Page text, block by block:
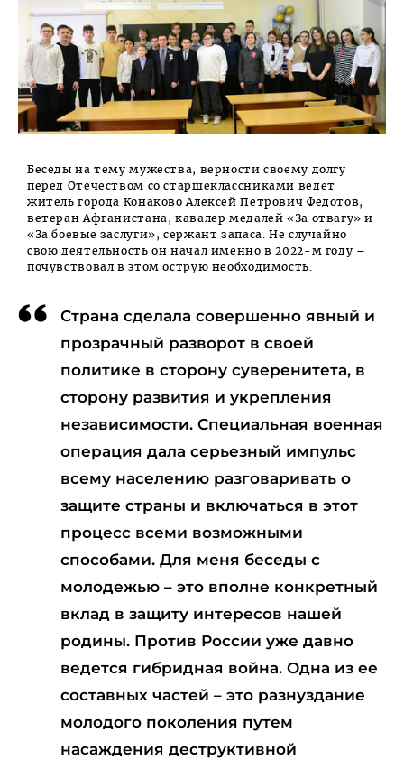
Беседы на тему мужества, верности своему долгу
перед Отечеством со старшеклассниками ведет
житель города Конаково Алексей Петрович Федотов,
ветеран Афганистана, кавалер медалей «За отвагу» и
«За боевые заслуги», сержант запаса. Не случайно
свою деятельность он начал именно в 2022-м году –
почувствовал в этом острую необходимость.
Страна сделала совершенно явный и
прозрачный разворот в своей
политике в сторону суверенитета, в
сторону развития и укрепления
независимости. Специальная военная
операция дала серьезный импульс
всему населению разговаривать о
защите страны и включаться в этот
процесс всеми возможными
способами. Для меня беседы с
молодежью – это вполне конкретный
вклад в защиту интересов нашей
родины. Против России уже давно
ведется гибридная война. Одна из ее
составных частей – это разнуздание
молодого поколения путем
насаждения деструктивной